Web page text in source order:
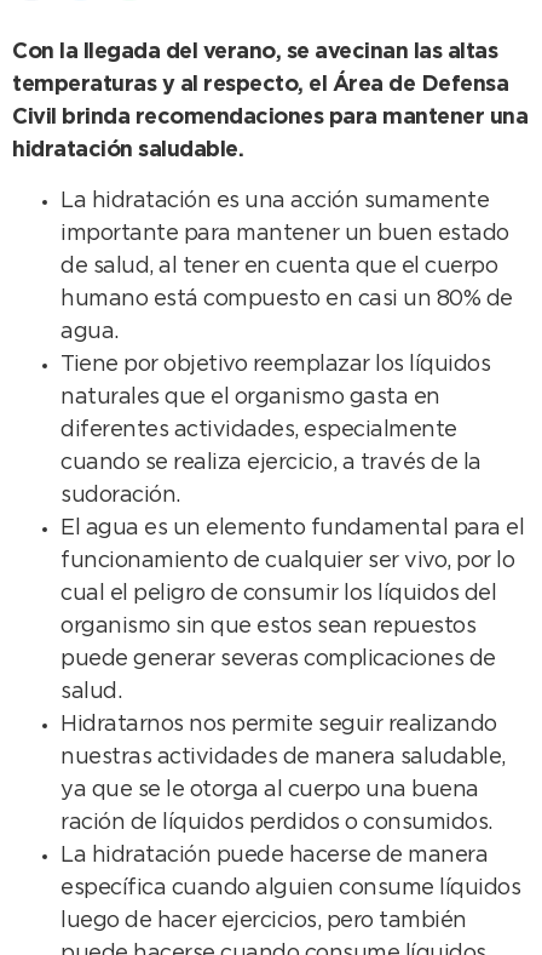
Con la llegada del verano, se avecinan las altas
temperaturas y al respecto, el Área de Defensa
Civil brinda recomendaciones para mantener una
hidratación saludable.
La hidratación es una acción sumamente
importante para mantener un buen estado
de salud, al tener en cuenta que el cuerpo
humano está compuesto en casi un 80% de
agua.
Tiene por objetivo reemplazar los líquidos
naturales que el organismo gasta en
diferentes actividades, especialmente
cuando se realiza ejercicio, a través de la
sudoración.
El agua es un elemento fundamental para el
funcionamiento de cualquier ser vivo, por lo
cual el peligro de consumir los líquidos del
organismo sin que estos sean repuestos
puede generar severas complicaciones de
salud.
Hidratarnos nos permite seguir realizando
nuestras actividades de manera saludable,
ya que se le otorga al cuerpo una buena
ración de líquidos perdidos o consumidos.
La hidratación puede hacerse de manera
específica cuando alguien consume líquidos
luego de hacer ejercicios, pero también